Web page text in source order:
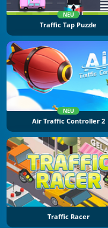
NEU
Traffic Tap Puzzle
NEU
Air Traffic Controller 2
Traffic Racer